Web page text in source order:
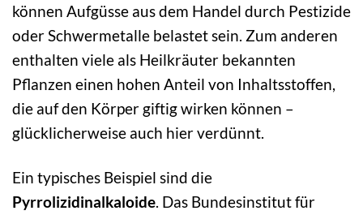
können Aufgüsse aus dem Handel durch Pestizide
oder Schwermetalle belastet sein. Zum anderen
enthalten viele als Heilkräuter bekannten
Pflanzen einen hohen Anteil von Inhaltsstoffen,
die auf den Körper giftig wirken können –
glücklicherweise auch hier verdünnt.
Ein typisches Beispiel sind die
Pyrrolizidinalkaloide . Das Bundesinstitut für